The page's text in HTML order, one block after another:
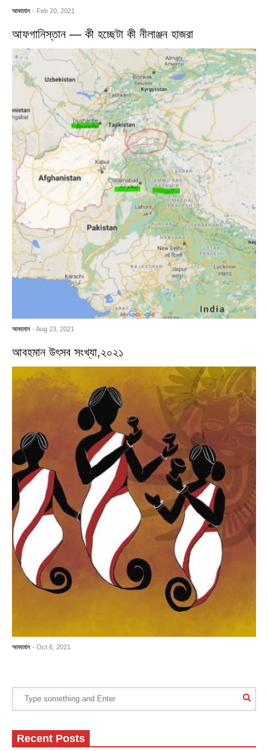
আবহমান - Feb 20, 2021
আফগানিস্তান — কী হচ্ছেটা কী নীলাঞ্জন হাজরা
আবহমান - Aug 23, 2021
আবহমান উৎসব সংখ্যা,২০২১
আবহমান - Oct 6, 2021
Recent Posts